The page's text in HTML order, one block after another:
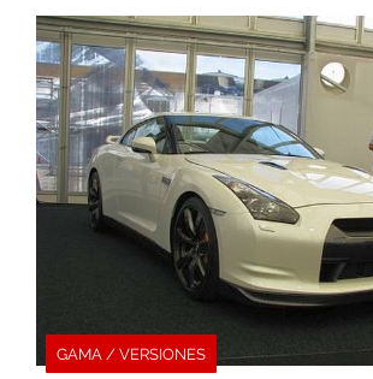
GAMA / VERSIONES